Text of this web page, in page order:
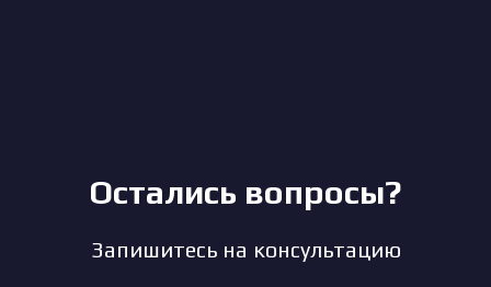
Остались вопросы?
Запишитесь на консультацию